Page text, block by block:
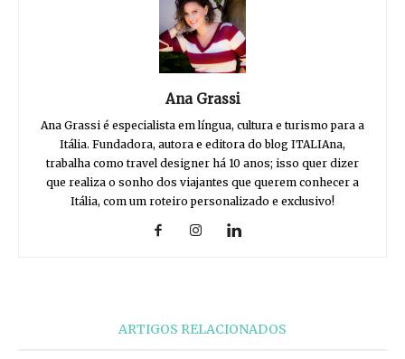
Ana Grassi
Ana Grassi é especialista em língua, cultura e turismo para a
Itália. Fundadora, autora e editora do blog ITALIAna,
trabalha como travel designer há 10 anos; isso quer dizer
que realiza o sonho dos viajantes que querem conhecer a
Itália, com um roteiro personalizado e exclusivo!
ARTIGOS RELACIONADOS